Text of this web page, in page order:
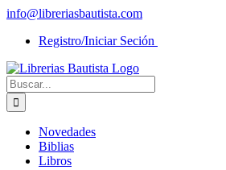
Saltar
contenido
info@libreriasbautista.com
Registro/Iniciar Seción
Buscar:
Novedades
Biblias
Libros